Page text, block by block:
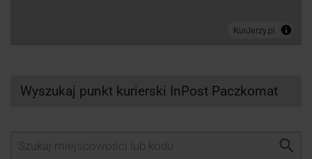
Wyszukaj punkt kurierski InPost Paczkomat